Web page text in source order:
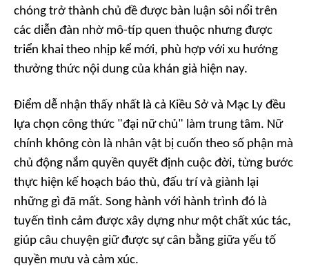
chóng trở thành chủ đề được bàn luận sôi nổi trên
các diễn đàn nhờ mô-típ quen thuộc nhưng được
triển khai theo nhịp kể mới, phù hợp với xu hướng
thưởng thức nội dung của khán giả hiện nay.
Điểm dễ nhận thấy nhất là cả Kiều Sở và Mạc Ly đều
lựa chọn công thức "đại nữ chủ" làm trung tâm. Nữ
chính không còn là nhân vật bị cuốn theo số phận mà
chủ động nắm quyền quyết định cuộc đời, từng bước
thực hiện kế hoạch báo thù, đấu trí và giành lại
những gì đã mất. Song hành với hành trình đó là
tuyến tình cảm được xây dựng như một chất xúc tác,
giúp câu chuyện giữ được sự cân bằng giữa yếu tố
quyền mưu và cảm xúc.